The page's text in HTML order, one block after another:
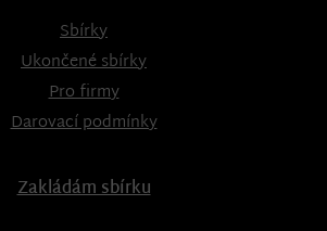
Sbírky
Ukončené sbírky
Pro firmy
Darovací podmínky
Zakládám sbírku